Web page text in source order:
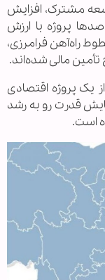
مشترک، افزایش
پروژه با ارزش
راه‌آهن فرامرزی،
مالی شده‌اند.
یک پروژه اقتصادی
قدرت رو به رشد
است.